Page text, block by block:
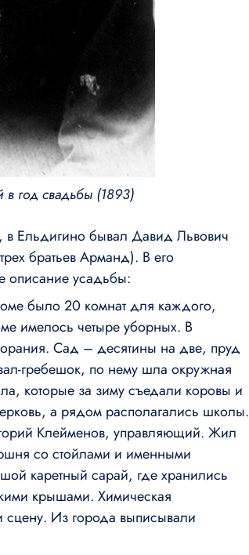
год свадьбы (1893)
в Ельдигино бывал Давид Львович
братьев Арманд). В его
описание усадьбы:
было 20 комнат для каждого,
имелось четыре уборных. В
Сад – десятины на две, пруд
гребешок, по нему шла окружная
которые за зиму съедали коровы и
а рядом располагались школы.
Клейменов, управляющий. Жил
со стойлами и именными
каретный сарай, где хранились
крышами. Химическая
Из города выписывали